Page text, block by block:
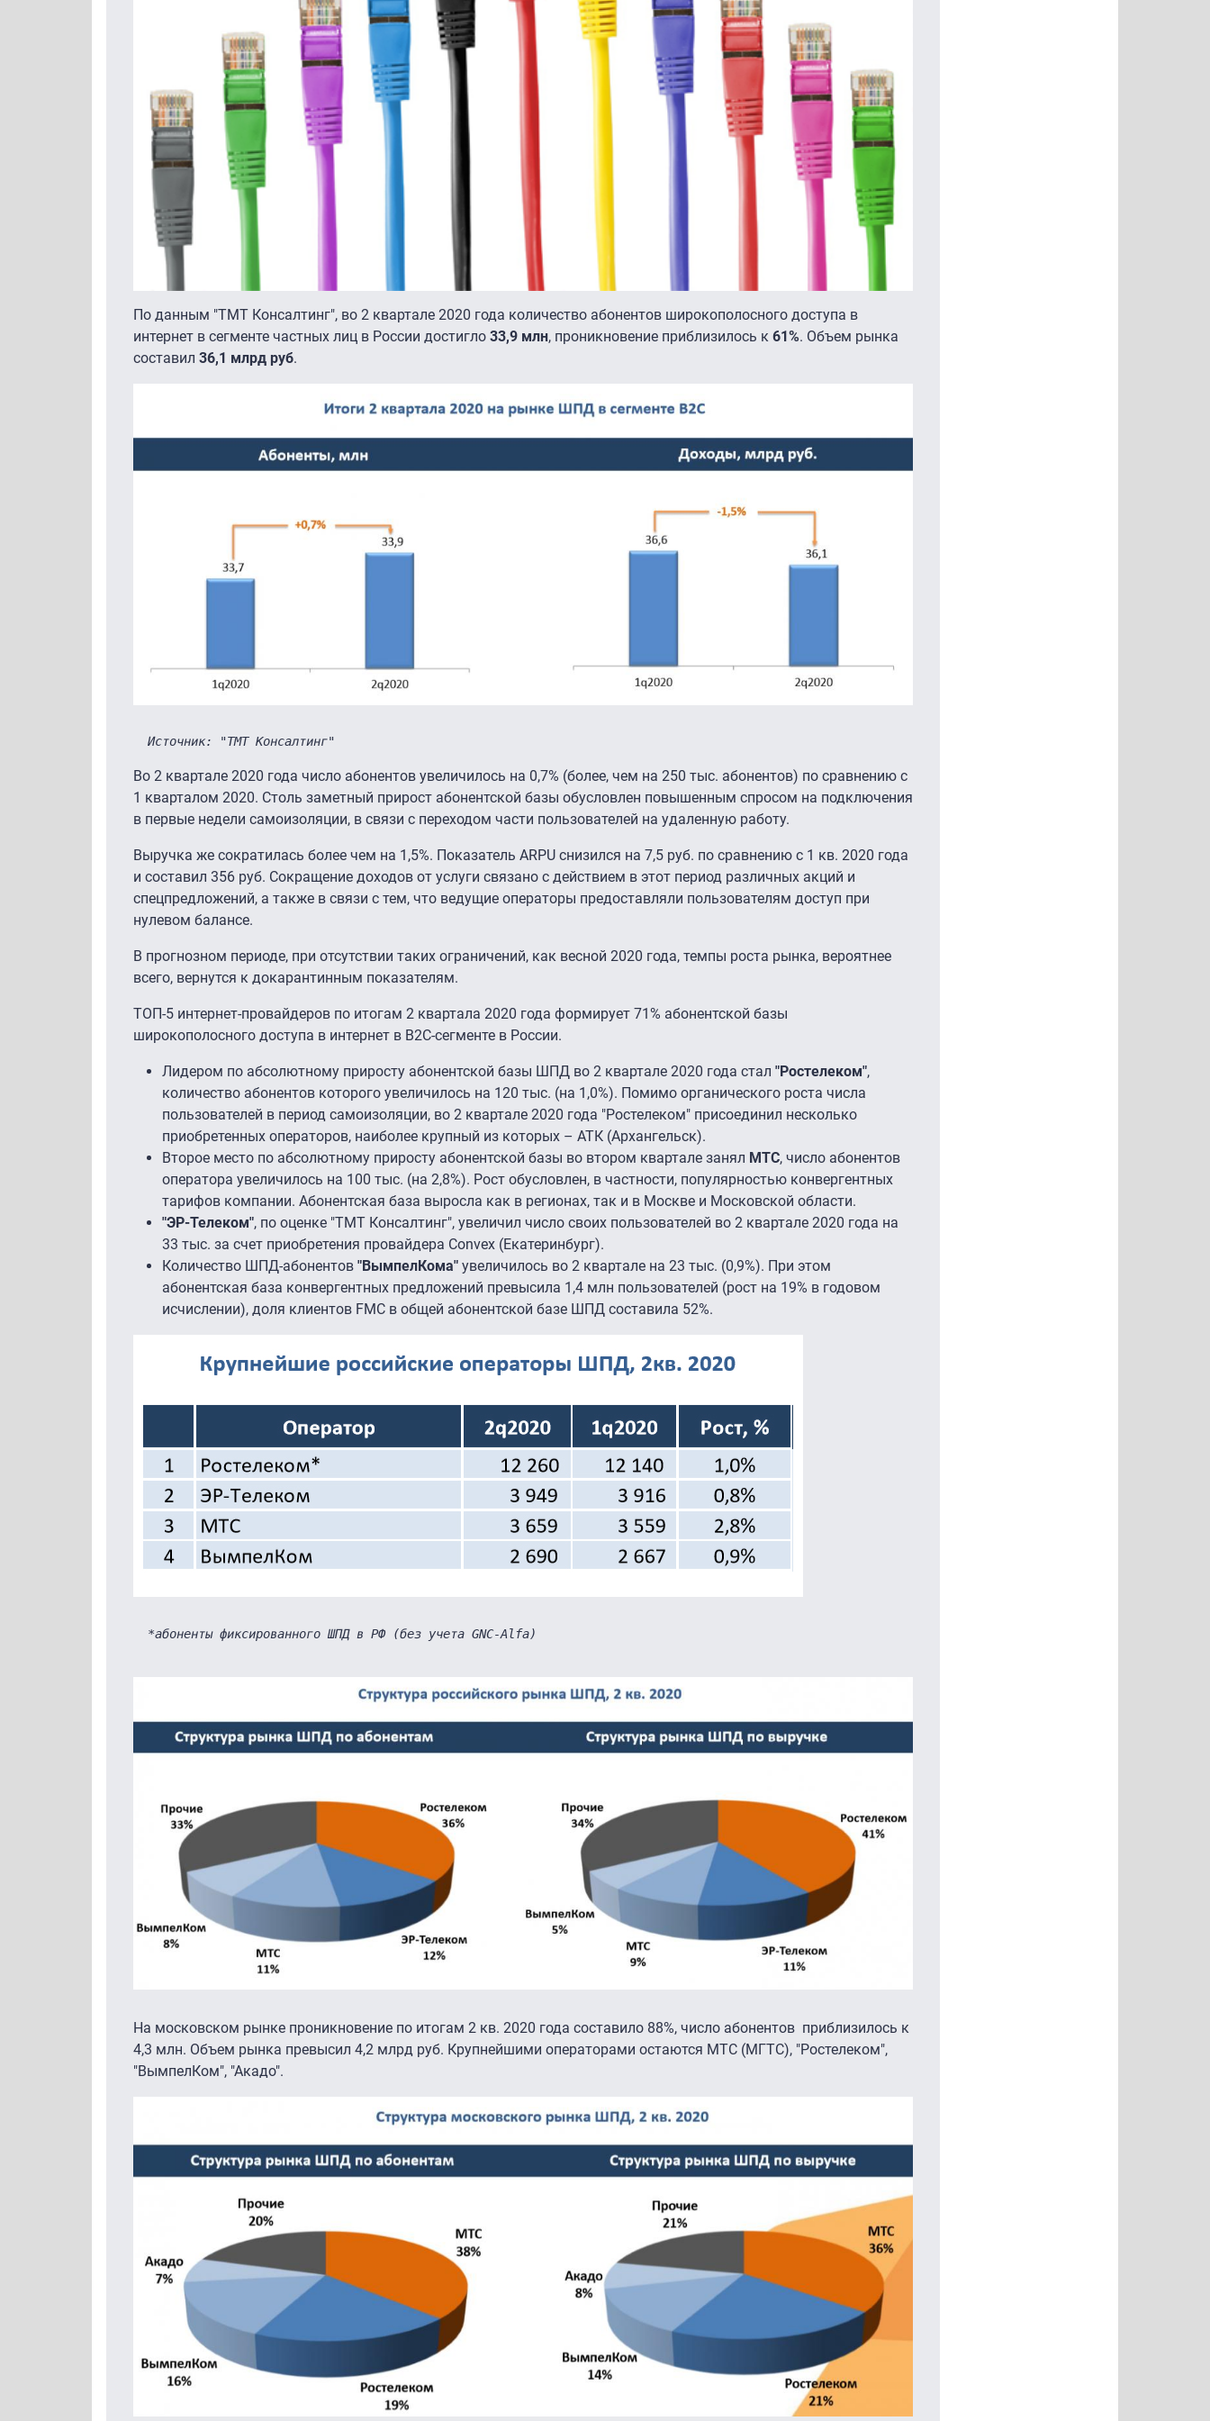
По данным "ТМТ Консалтинг", во 2 квартале 2020 года количество абонентов широкополосного доступа в
интернет в сегменте частных лиц в России достигло 33,9 млн, проникновение приблизилось к 61%. Объем рынка
составил 36,1 млрд руб.
Источник: "ТМТ Консалтинг"
Во 2 квартале 2020 года число абонентов увеличилось на 0,7% (более, чем на 250 тыс. абонентов) по сравнению с
1 кварталом 2020. Столь заметный прирост абонентской базы обусловлен повышенным спросом на подключения
в первые недели самоизоляции, в связи с переходом части пользователей на удаленную работу.
Выручка же сократилась более чем на 1,5%. Показатель ARPU снизился на 7,5 руб. по сравнению с 1 кв. 2020 года
и составил 356 руб. Сокращение доходов от услуги связано с действием в этот период различных акций и
спецпредложений, а также в связи с тем, что ведущие операторы предоставляли пользователям доступ при
нулевом балансе.
В прогнозном периоде, при отсутствии таких ограничений, как весной 2020 года, темпы роста рынка, вероятнее
всего, вернутся к докарантинным показателям.
ТОП-5 интернет-провайдеров по итогам 2 квартала 2020 года формирует 71% абонентской базы
широкополосного доступа в интернет в B2C-сегменте в России.
Лидером по абсолютному приросту абонентской базы ШПД во 2 квартале 2020 года стал "Ростелеком",
количество абонентов которого увеличилось на 120 тыс. (на 1,0%). Помимо органического роста числа
пользователей в период самоизоляции, во 2 квартале 2020 года "Ростелеком" присоединил несколько
приобретенных операторов, наиболее крупный из которых – АТК (Архангельск).
Второе место по абсолютному приросту абонентской базы во втором квартале занял МТС, число абонентов
оператора увеличилось на 100 тыс. (на 2,8%). Рост обусловлен, в частности, популярностью конвергентных
тарифов компании. Абонентская база выросла как в регионах, так и в Москве и Московской области.
"ЭР-Телеком", по оценке "ТМТ Консалтинг", увеличил число своих пользователей во 2 квартале 2020 года на
33 тыс. за счет приобретения провайдера Convex (Екатеринбург).
Количество ШПД-абонентов "ВымпелКома" увеличилось во 2 квартале на 23 тыс. (0,9%). При этом
абонентская база конвергентных предложений превысила 1,4 млн пользователей (рост на 19% в годовом
исчислении), доля клиентов FMC в общей абонентской базе ШПД составила 52%.
*абоненты фиксированного ШПД в РФ (без учета GNC-Alfa)
На московском рынке проникновение по итогам 2 кв. 2020 года составило 88%, число абонентов приблизилось к
4,3 млн. Объем рынка превысил 4,2 млрд руб. Крупнейшими операторами остаются МТС (МГТС), "Ростелеком",
"ВымпелКом", "Акадо".